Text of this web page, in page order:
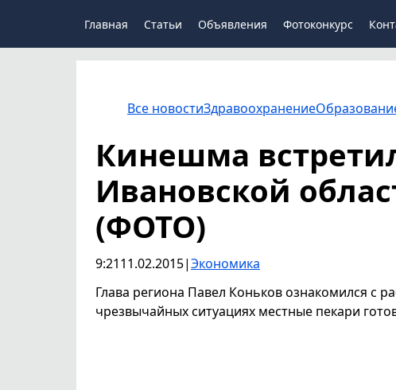
Главная Статьи Объявления Фотоконкурс
Все новостиЗдравоохранение
Кинешма
Ивановской
(ФОТО)
9:2111.02.2015|Экономика
Глава региона Павел Коньков ознакомился с
чрезвычайных ситуациях местные пекари